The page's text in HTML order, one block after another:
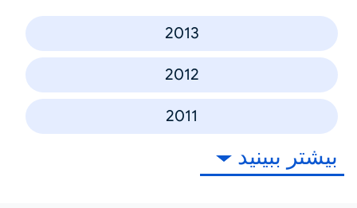
2013
2012
2011
بیشتر ببینید